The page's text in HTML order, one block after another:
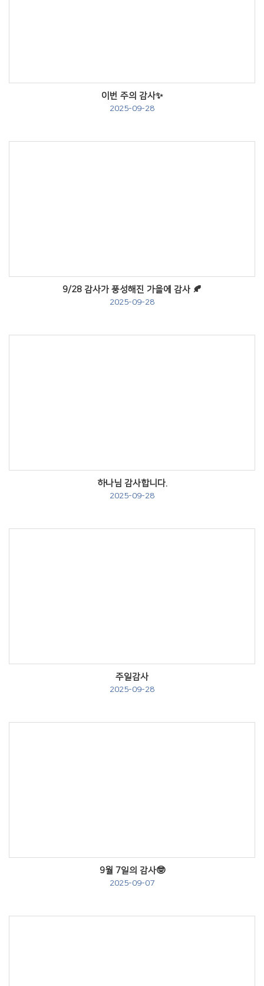
이번 주의 감사✨
2025-09-28
9/28 감사가 풍성해진 가을에 감사 🍂
2025-09-28
하나님 감사합니다.
2025-09-28
주일감사
2025-09-28
9월 7일의 감사🤓
2025-09-07